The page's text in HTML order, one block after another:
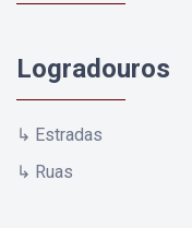
Logradouros
↳ Estradas
↳ Ruas